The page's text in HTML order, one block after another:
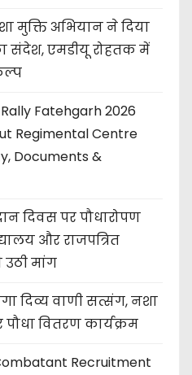
मुक्ति अभियान ने दिया
संदेश, एमडीयू रोहतक में
Fatehgarh 2026
Regimental Centre
Documents &
दिवस पर पौधारोपण
और राजपत्रित
मांग
दिव्य वाणी सत्संग, नशा
वितरण कार्यक्रम
Recruitment